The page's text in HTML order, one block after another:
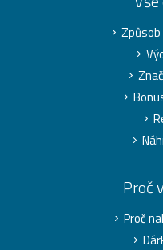
Způsob
Proč
Proč